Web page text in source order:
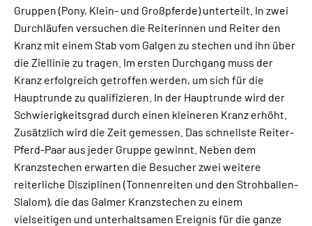
Gruppen (Pony, Klein- und Großpferde) unterteilt. In zwei
Durchläufen versuchen die Reiterinnen und Reiter den
Kranz mit einem Stab vom Galgen zu stechen und ihn über
die Ziellinie zu tragen. Im ersten Durchgang muss der
Kranz erfolgreich getroffen werden, um sich für die
Hauptrunde zu qualifizieren. In der Hauptrunde wird der
Schwierigkeitsgrad durch einen kleineren Kranz erhöht.
Zusätzlich wird die Zeit gemessen. Das schnellste Reiter-
Pferd-Paar aus jeder Gruppe gewinnt. Neben dem
Kranzstechen erwarten die Besucher zwei weitere
reiterliche Disziplinen (Tonnenreiten und den Strohballen-
Slalom), die das Galmer Kranzstechen zu einem
vielseitigen und unterhaltsamen Ereignis für die ganze